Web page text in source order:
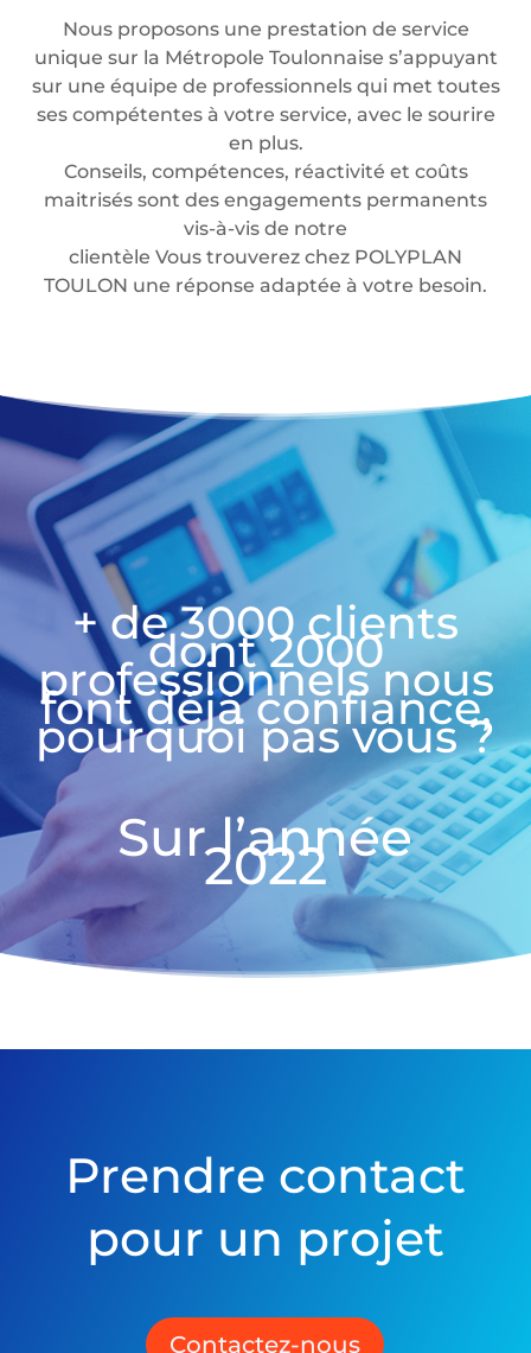
Nous proposons une prestation de service
unique sur la Métropole Toulonnaise s’appuyant
sur une équipe de professionnels qui met toutes
ses compétentes à votre service, avec le sourire
en plus.
Conseils, compétences, réactivité et coûts
maitrisés sont des engagements permanents
vis-à-vis de notre
clientèle Vous trouverez chez POLYPLAN
TOULON une réponse adaptée à votre besoin.
+ de 3000 clients
dont 2000
professionnels nous
font déjà confiance,
pourquoi pas vous ?
Sur l’année
2022
Prendre contact
pour un projet
Contactez-nous